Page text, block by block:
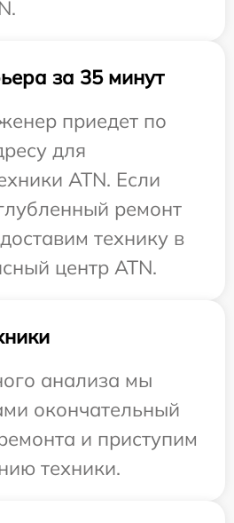
за 35 минут
приедет по
для
ATN. Если
ремонт
технику в
центр ATN.
анализа мы
окончательный
и приступим
техники.